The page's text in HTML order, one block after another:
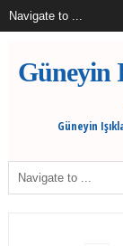
Güneyin
Güneyin